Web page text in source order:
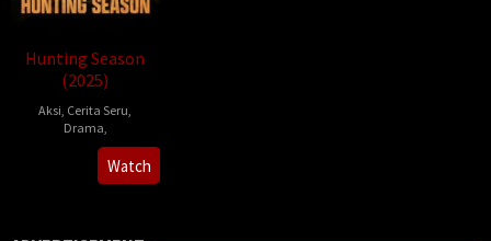
Hunting Season
(2025)
Aksi Cerita Seru
Drama
Raja
Collins
Watch